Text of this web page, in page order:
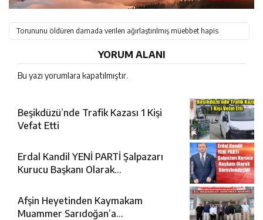
Torununu öldüren damada verilen ağırlaştırılmış müebbet hapis
YORUM ALANI
Bu yazı yorumlara kapatılmıştır.
Beşikdüzü’nde Trafik Kazası 1 Kişi
Vefat Etti
Erdal Kandil YENİ PARTİ Şalpazarı
Kurucu Başkanı Olarak
Afşin Heyetinden Kaymakam
Muammer Sarıdoğan’a